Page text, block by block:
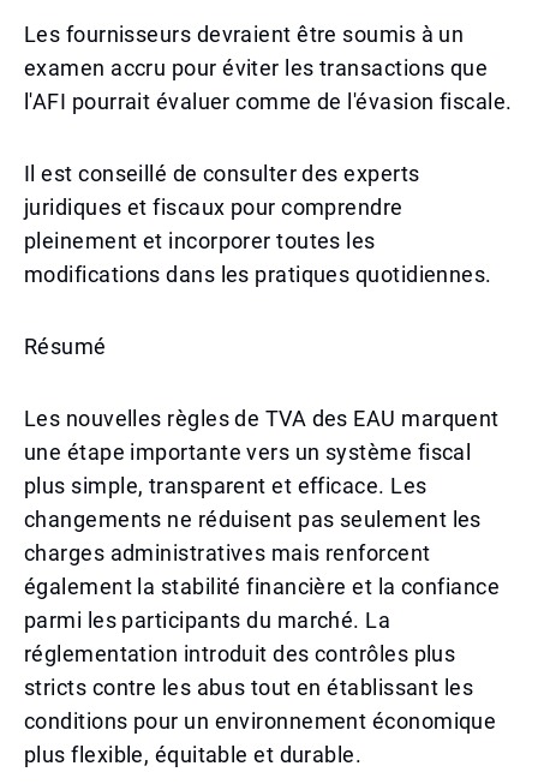
Les fournisseurs devraient être soumis à un
examen accru pour éviter les transactions que
l'AFI pourrait évaluer comme de l'évasion fiscale.
Il est conseillé de consulter des experts
juridiques et fiscaux pour comprendre
pleinement et incorporer toutes les
modifications dans les pratiques quotidiennes.
Résumé
Les nouvelles règles de TVA des EAU marquent
une étape importante vers un système fiscal
plus simple, transparent et efficace. Les
changements ne réduisent pas seulement les
charges administratives mais renforcent
également la stabilité financière et la confiance
parmi les participants du marché. La
réglementation introduit des contrôles plus
stricts contre les abus tout en établissant les
conditions pour un environnement économique
plus flexible, équitable et durable.